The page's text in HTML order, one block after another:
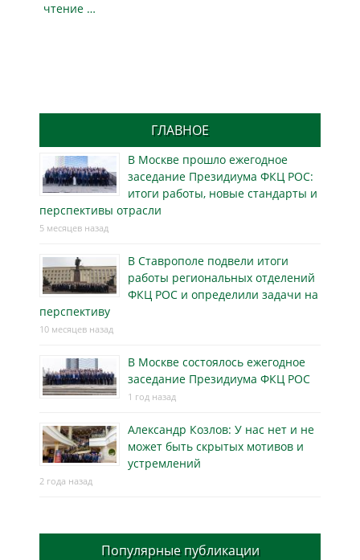
чтение …
ГЛАВНОЕ
В Москве прошло ежегодное
заседание Президиума ФКЦ РОС:
итоги работы, новые стандарты и
перспективы отрасли
5 месяцев назад
В Ставрополе подвели итоги
работы региональных отделений
ФКЦ РОС и определили задачи на
перспективу
10 месяцев назад
В Москве состоялось ежегодное
заседание Президиума ФКЦ РОС
1 год назад
Александр Козлов: У нас нет и не
может быть скрытых мотивов и
устремлений
2 года назад
Популярные публикации